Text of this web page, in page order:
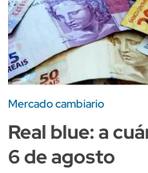
Mercado cambiario
Real blue: a
6 de agosto